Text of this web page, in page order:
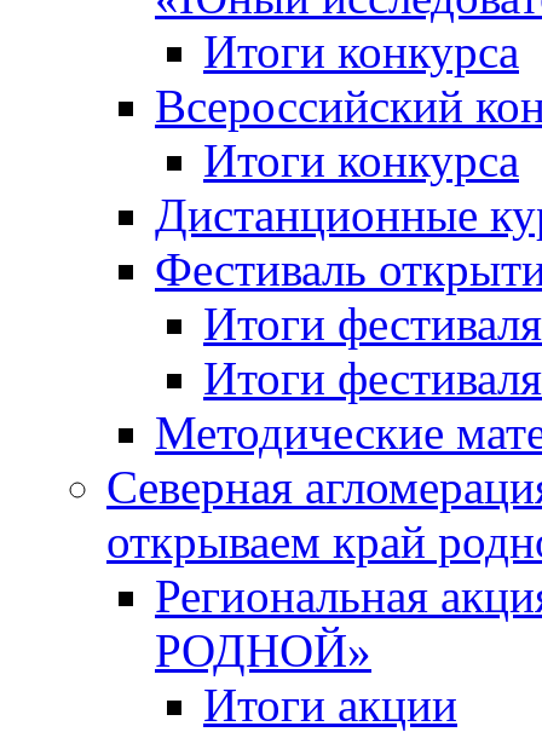
Итоги конкурса
Всероссийский
Итоги конкурса
Дистанционные
Фестиваль
Итоги
Итоги
Методические
Северная
открываем край
Региональная
РОДНОЙ»
Итоги акции